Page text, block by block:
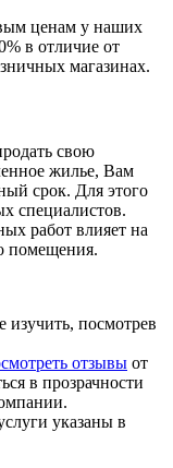
ценам у наших
в отличие от
магазинах.
свою
жилье, Вам
срок. Для этого
специалистов.
работ влияет на
помещения.
изучить, посмотрев
отзывы от
в прозрачности
указаны в